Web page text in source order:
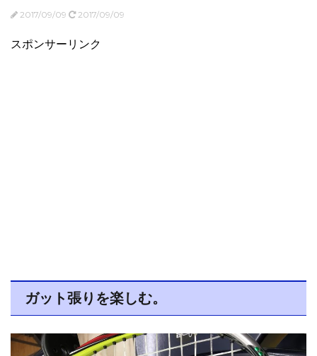
2017/09/09 2017/09/09
スポンサーリンク
ガット張りを楽しむ。